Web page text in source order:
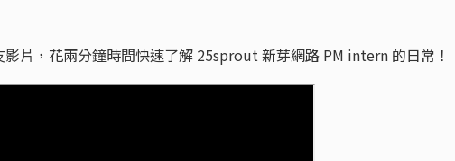
片，花兩分鐘時間快速了解 25sprout 新芽網路 PM intern 的日常！